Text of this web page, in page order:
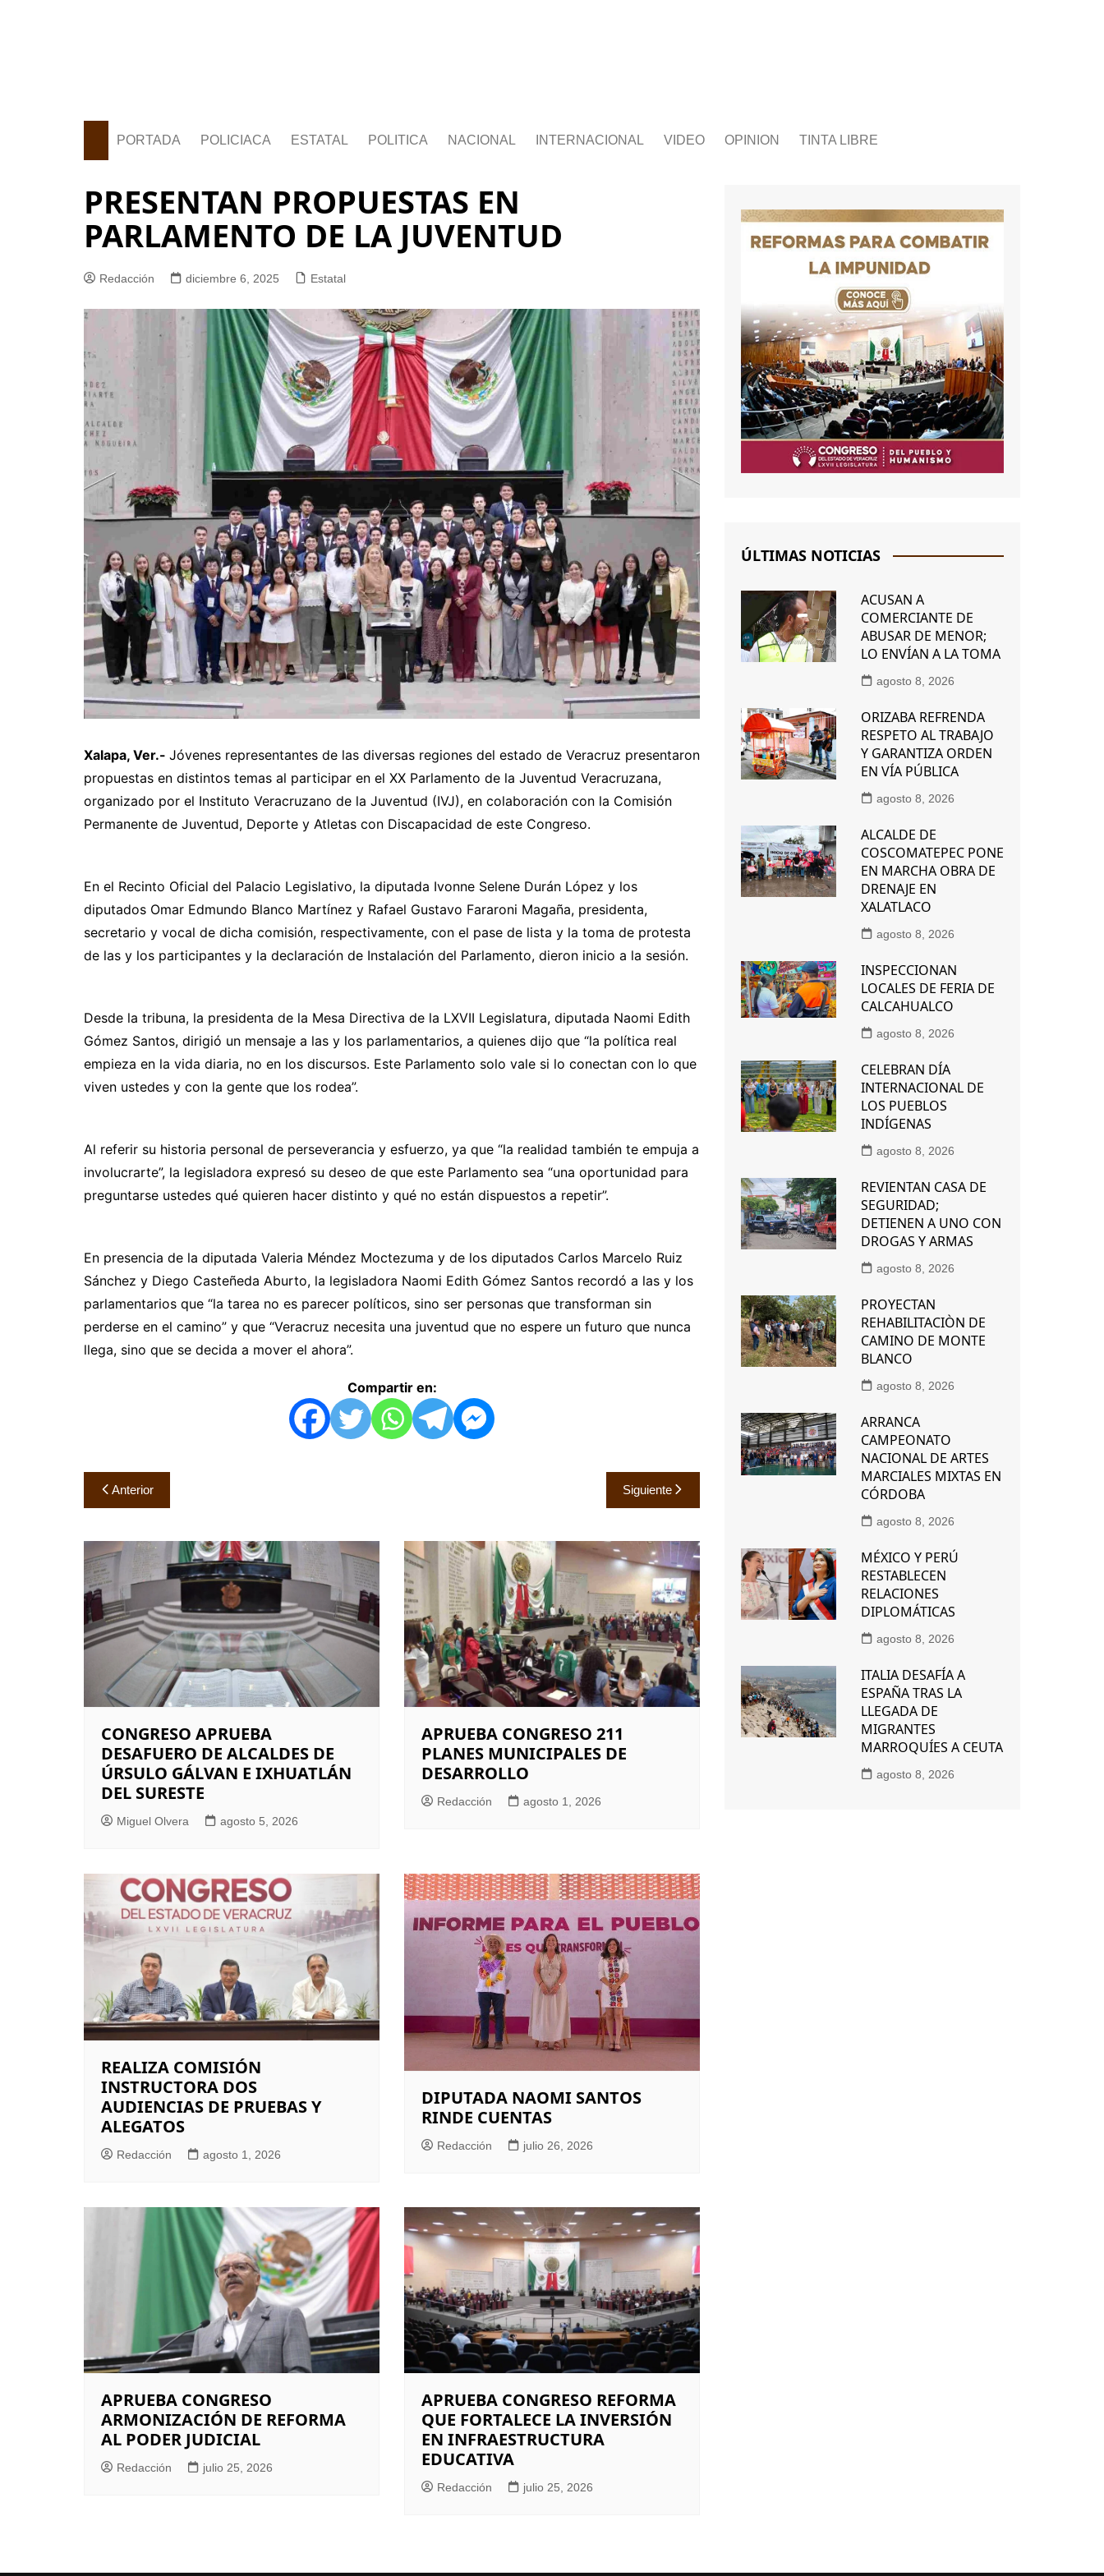
PORTADA POLICIACA ESTATAL POLITICA NACIONAL INTERNACIONAL VIDEO OPINION TINTA LIBRE
PRESENTAN PROPUESTAS EN
PARLAMENTO DE LA JUVENTUD
Redacción diciembre 6, 2025 Estatal
Xalapa, Ver.- Jóvenes representantes de las diversas regiones del estado de Veracruz presentaron
propuestas en distintos temas al participar en el XX Parlamento de la Juventud Veracruzana,
organizado por el Instituto Veracruzano de la Juventud (IVJ), en colaboración con la Comisión
Permanente de Juventud, Deporte y Atletas con Discapacidad de este Congreso.
En el Recinto Oficial del Palacio Legislativo, la diputada Ivonne Selene Durán López y los
diputados Omar Edmundo Blanco Martínez y Rafael Gustavo Fararoni Magaña, presidenta,
secretario y vocal de dicha comisión, respectivamente, con el pase de lista y la toma de protesta
de las y los participantes y la declaración de Instalación del Parlamento, dieron inicio a la sesión.
Desde la tribuna, la presidenta de la Mesa Directiva de la LXVII Legislatura, diputada Naomi Edith
Gómez Santos, dirigió un mensaje a las y los parlamentarios, a quienes dijo que “la política real
empieza en la vida diaria, no en los discursos. Este Parlamento solo vale si lo conectan con lo que
viven ustedes y con la gente que los rodea”.
Al referir su historia personal de perseverancia y esfuerzo, ya que “la realidad también te empuja a
involucrarte”, la legisladora expresó su deseo de que este Parlamento sea “una oportunidad para
preguntarse ustedes qué quieren hacer distinto y qué no están dispuestos a repetir”.
En presencia de la diputada Valeria Méndez Moctezuma y de los diputados Carlos Marcelo Ruiz
Sánchez y Diego Casteñeda Aburto, la legisladora Naomi Edith Gómez Santos recordó a las y los
parlamentarios que “la tarea no es parecer políticos, sino ser personas que transforman sin
perderse en el camino” y que “Veracruz necesita una juventud que no espere un futuro que nunca
llega, sino que se decida a mover el ahora”.
Compartir en:
Navegación
de
entradas
Anterior Siguiente
CONGRESO APRUEBA
DESAFUERO DE ALCALDES DE
ÚRSULO GÁLVAN E IXHUATLÁN
DEL SURESTE
Miguel Olvera agosto 5, 2026
APRUEBA CONGRESO 211
PLANES MUNICIPALES DE
DESARROLLO
Redacción agosto 1, 2026
REALIZA COMISIÓN
INSTRUCTORA DOS
AUDIENCIAS DE PRUEBAS Y
ALEGATOS
Redacción agosto 1, 2026
DIPUTADA NAOMI SANTOS
RINDE CUENTAS
Redacción julio 26, 2026
APRUEBA CONGRESO
ARMONIZACIÓN DE REFORMA
AL PODER JUDICIAL
Redacción julio 25, 2026
APRUEBA CONGRESO REFORMA
QUE FORTALECE LA INVERSIÓN
EN INFRAESTRUCTURA
EDUCATIVA
Redacción julio 25, 2026
ÚLTIMAS NOTICIAS
ACUSAN A
COMERCIANTE DE
ABUSAR DE MENOR;
LO ENVÍAN A LA TOMA
agosto 8, 2026
ORIZABA REFRENDA
RESPETO AL TRABAJO
Y GARANTIZA ORDEN
EN VÍA PÚBLICA
agosto 8, 2026
ALCALDE DE
COSCOMATEPEC PONE
EN MARCHA OBRA DE
DRENAJE EN
XALATLACO
agosto 8, 2026
INSPECCIONAN
LOCALES DE FERIA DE
CALCAHUALCO
agosto 8, 2026
CELEBRAN DÍA
INTERNACIONAL DE
LOS PUEBLOS
INDÍGENAS
agosto 8, 2026
REVIENTAN CASA DE
SEGURIDAD;
DETIENEN A UNO CON
DROGAS Y ARMAS
agosto 8, 2026
PROYECTAN
REHABILITACIÒN DE
CAMINO DE MONTE
BLANCO
agosto 8, 2026
ARRANCA
CAMPEONATO
NACIONAL DE ARTES
MARCIALES MIXTAS EN
CÓRDOBA
agosto 8, 2026
MÉXICO Y PERÚ
RESTABLECEN
RELACIONES
DIPLOMÁTICAS
agosto 8, 2026
ITALIA DESAFÍA A
ESPAÑA TRAS LA
LLEGADA DE
MIGRANTES
MARROQUÍES A CEUTA
agosto 8, 2026